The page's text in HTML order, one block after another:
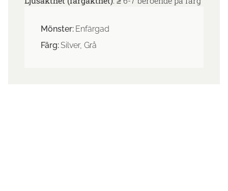
Mönster: Enfärgad
Färg:Silver, Grå